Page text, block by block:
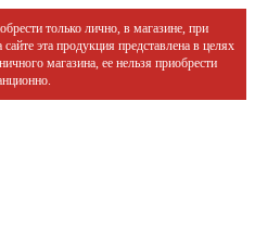
только лично, в магазине, при
эта продукция представлена в целях
магазина, ее нельзя приобрести